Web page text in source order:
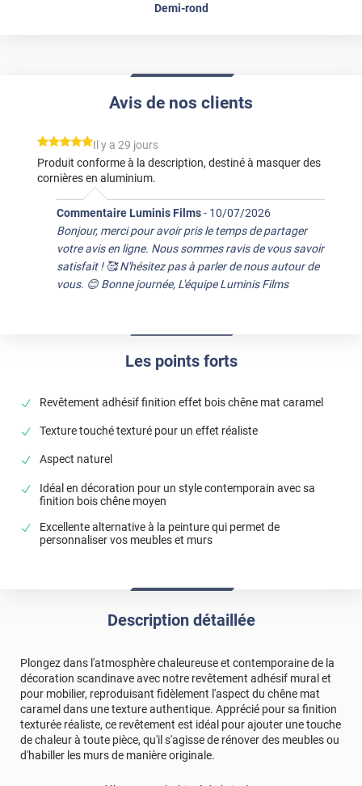
Demi-rond
Les points forts
Revêtement adhésif finition effet bois chêne mat caramel
Texture touché texturé pour un effet réaliste
Aspect naturel
Idéal en décoration pour un style contemporain avec sa
finition bois chêne moyen
Excellente alternative à la peinture qui permet de
personnaliser vos meubles et murs
Avis de nos clients
*****
Il y a 29 jours
Produit conforme à la description, destiné à masquer des
cornières en aluminium.
Commentaire Luminis Films- 10/07/2026
Bonjour, merci pour avoir pris le temps de partager
votre avis en ligne. Nous sommes ravis de vous savoir
satisfait ! 🥰 N'hésitez pas à parler de nous autour de
vous. 😊 Bonne journée, L'équipe Luminis Films
Description détaillée
Plongez dans l'atmosphère chaleureuse et contemporaine de la
décoration scandinave avec notre revêtement adhésif mural et
pour mobilier, reproduisant fidèlement l'aspect du chêne mat
caramel dans une texture authentique. Apprécié pour sa finition
texturée réaliste, ce revêtement est idéal pour ajouter une touche
de chaleur à toute pièce, qu'il s'agisse de rénover des meubles ou
d'habiller les murs de manière originale.